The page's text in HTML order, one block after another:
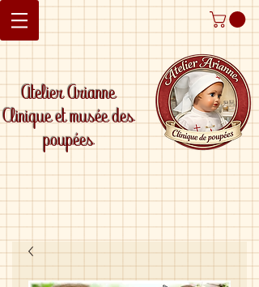
Atelier Arianne
Clinique et musée des
poupées